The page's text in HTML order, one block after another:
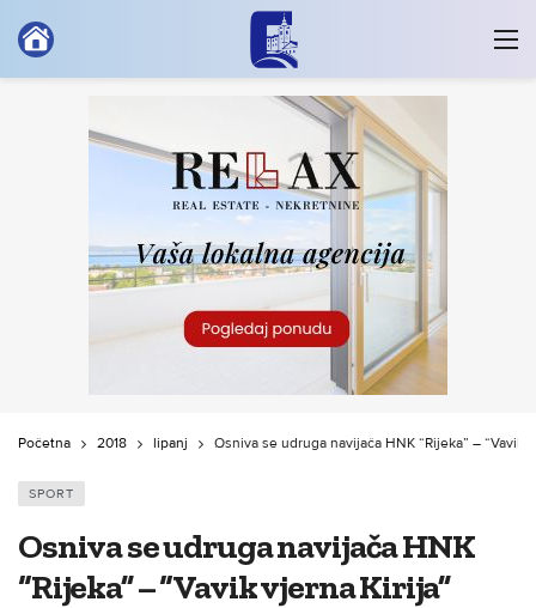
Početna 2018 lipanj Osniva se udruga navijača HNK “Rijeka” – “Vavik
SPORT
Osniva se udruga navijača HNK
“Rijeka” – “Vavik vjerna Kirija”